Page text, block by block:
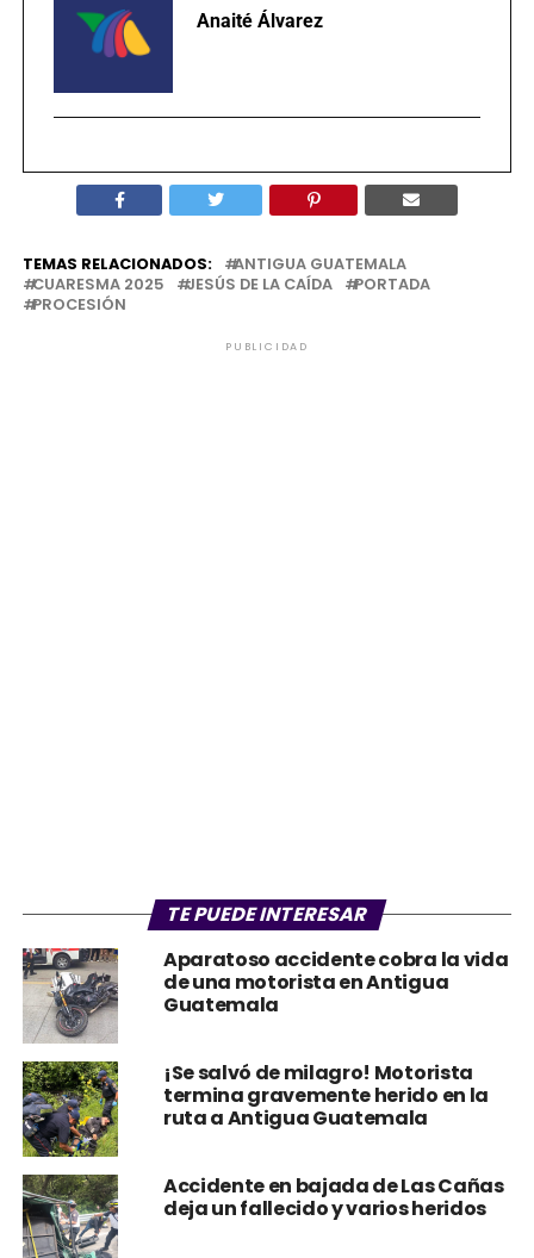
Anaité Álvarez
TEMAS RELACIONADOS:
ANTIGUA GUATEMALA
CUARESMA 2025
JESÚS DE LA CAÍDA
PORTADA
PROCESIÓN
PUBLICIDAD
TE PUEDE INTERESAR
Aparatoso accidente cobra la vida
de una motorista en Antigua
Guatemala
¡Se salvó de milagro! Motorista
termina gravemente herido en la
ruta a Antigua Guatemala
Accidente en bajada de Las Cañas
deja un fallecido y varios heridos